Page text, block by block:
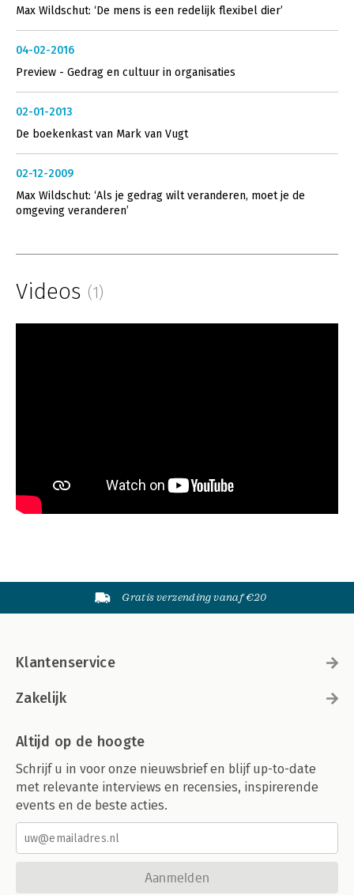
Max Wildschut: ‘De mens is een redelijk flexibel dier’
04-02-2016
Preview - Gedrag en cultuur in organisaties
02-01-2013
De boekenkast van Mark van Vugt
02-12-2009
Max Wildschut: ‘Als je gedrag wilt veranderen, moet je de
omgeving veranderen’
Videos (1)
Gratis verzending vanaf €20
Klantenservice
Zakelijk
Altijd op de hoogte
Schrijf u in voor onze nieuwsbrief en blijf up-to-date
met relevante interviews en recensies, inspirerende
events en de beste acties.
Aanmelden